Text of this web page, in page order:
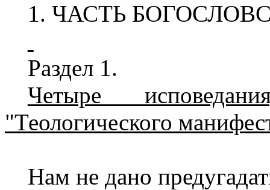
1. ЧАСТЬ
Раздел 1.
Четыре
"Теологического
Нам не дано